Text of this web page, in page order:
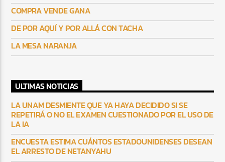
COMPRA VENDE GANA
DE POR AQUÍ Y POR ALLÁ CON TACHA
LA MESA NARANJA
ULTIMAS NOTICIAS
LA UNAM DESMIENTE QUE YA HAYA DECIDIDO SI SE
REPETIRÁ O NO EL EXAMEN CUESTIONADO POR EL USO DE
LA IA
ENCUESTA ESTIMA CUÁNTOS ESTADOUNIDENSES DESEAN
EL ARRESTO DE NETANYAHU